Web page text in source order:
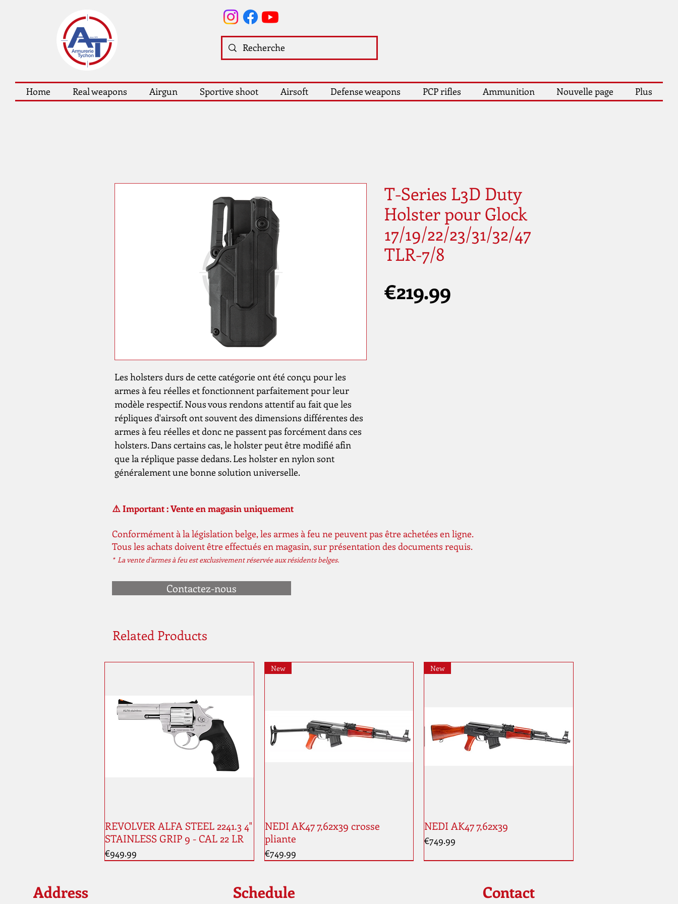
Home Real weapons Airgun Sportive shoot Airsoft Defense weapons PCP rifles Ammunition Nouvelle page Plus
Les holsters durs de cette catégorie ont été conçu pour les
armes à feu réelles et fonctionnent parfaitement pour leur
modèle respectif. Nous vous rendons attentif au fait que les
répliques d'airsoft ont souvent des dimensions différentes des
armes à feu réelles et donc ne passent pas forcément dans ces
holsters. Dans certains cas, le holster peut être modifié afin
que la réplique passe dedans. Les holster en nylon sont
généralement une bonne solution universelle.
T-Series L3D Duty
Holster pour Glock
17/19/22/23/31/32/47
TLR-7/8
€219.99
⚠️ Important : Vente en magasin uniquement
Conformément à la législation belge, les armes à feu ne peuvent pas être achetées en ligne.
Tous les achats doivent être effectués en magasin, sur présentation des documents requis.
* La vente d'armes à feu est exclusivement réservée aux résidents belges.
Contactez-nous
Related Products
REVOLVER ALFA STEEL 2241.3 4"
STAINLESS GRIP 9 - CAL 22 LR
Price
€949.99
New
NEDI AK47 7,62x39 crosse
pliante
Price
€749.99
New
NEDI AK47 7,62x39
Price
€749.99
Address Schedule Contact